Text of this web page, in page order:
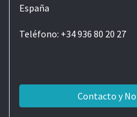
España
Teléfono: +34 936 80 20 27
Contacto y